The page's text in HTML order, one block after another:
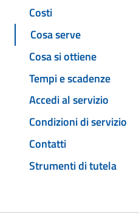
Costi
Cosa serve
Cosa si ottiene
Tempi e scadenze
Accedi al servizio
Condizioni di servizio
Contatti
Strumenti di tutela